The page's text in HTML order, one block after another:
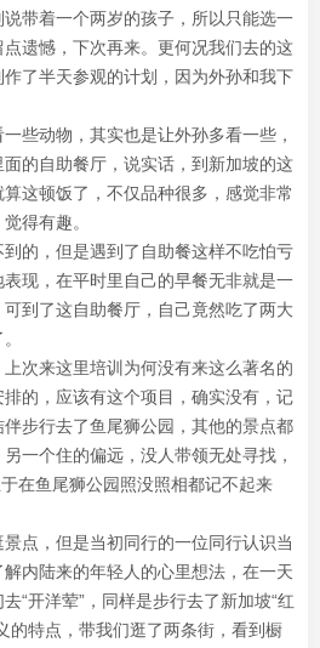
带着一个两岁的孩子，所以只能选一
遗憾，下次再来。更何况我们去的这
了半天参观的计划，因为外孙和我下
些动物，其实也是让外孙多看一些，
的自助餐厅，说实话，到新加坡的这
这顿饭了，不仅品种很多，感觉非常
得有趣。
的，但是遇到了自助餐这样不吃怕亏
现，在平时里自己的早餐无非就是一
到了这自助餐厅，自己竟然吃了两大
次来这里培训为何没有来这么著名的
的，应该有这个项目，确实没有，记
步行去了鱼尾狮公园，其他的景点都
一个住的偏远，没人带领无处寻找，
在鱼尾狮公园照没照相都记不起来
点，但是当初同行的一位同行认识当
内陆来的年轻人的心里想法，在一天
“开洋荤”，同样是步行去了新加坡“红
的特点，带我们逛了两条街，看到橱